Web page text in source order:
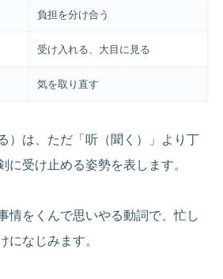
負担を分け合う
受け入れる、大目に見る
気を取り直す
）は、ただ「听（聞く）」より丁
に受け止める姿勢を表します。
情をくんで思いやる動詞で、忙し
になじみます。